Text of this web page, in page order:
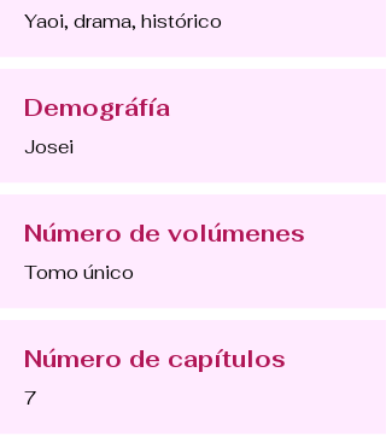
Yaoi, drama, histórico
Demográfía
Josei
Número de volúmenes
Tomo único
Número de capítulos
7